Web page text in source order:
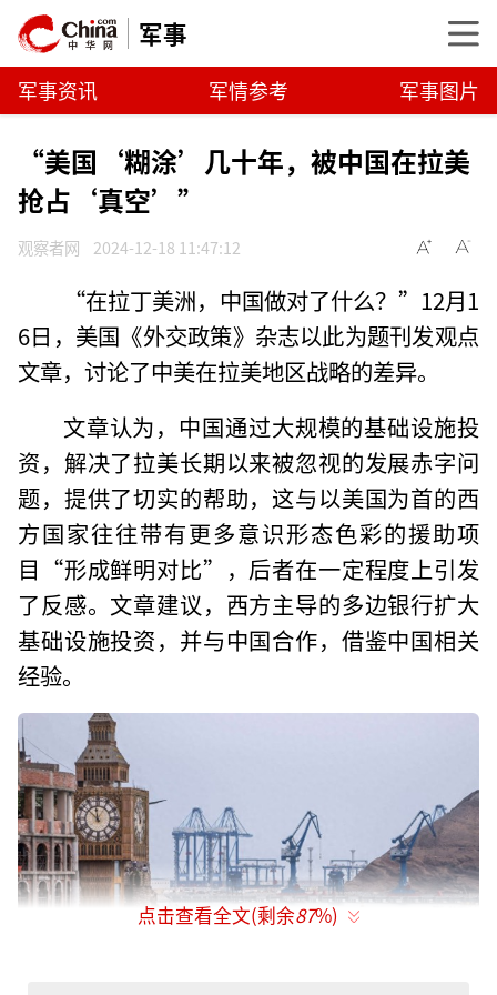
军事
军事资讯 军情参考 军事图片
“美国‘糊涂’几十年，被中国在拉美
抢占‘真空’”
观察者网 2024-12-18 11:47:12
“在拉丁美洲，中国做对了什么？”12月1
6日，美国《外交政策》杂志以此为题刊发观点
文章，讨论了中美在拉美地区战略的差异。
文章认为，中国通过大规模的基础设施投
资，解决了拉美长期以来被忽视的发展赤字问
题，提供了切实的帮助，这与以美国为首的西
方国家往往带有更多意识形态色彩的援助项
目“形成鲜明对比”，后者在一定程度上引发
了反感。文章建议，西方主导的多边银行扩大
基础设施投资，并与中国合作，借鉴中国相关
经验。
点击查看全文(剩余87%)